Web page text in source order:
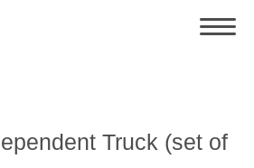
Truck (set of